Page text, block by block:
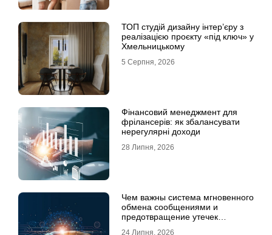
ТОП студій дизайну інтер’єру з
реалізацією проєкту «під ключ» у
Хмельницькому
5 Серпня, 2026
Фінансовий менеджмент для
фрілансерів: як збалансувати
нерегулярні доходи
28 Липня, 2026
Чем важны система мгновенного
обмена сообщениями и
предотвращение утечек
24 Липня, 2026